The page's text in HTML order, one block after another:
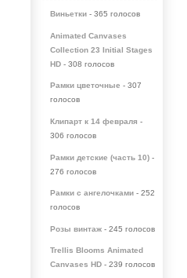
Виньетки- 365 голосов
Animated Canvases
Collection 23 Initial Stages
HD- 308 голосов
Рамки цветочные - 307
голосов
Клипарт к 14 февраля -
306 голосов
Рамки детские (часть 10)-
276 голосов
Рамки с ангелочками- 252
голосов
Розы винтаж- 245 голосов
Trellis Blooms Animated
Canvases HD- 239 голосов